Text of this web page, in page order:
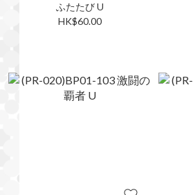
ふたたび U
HK$60.00